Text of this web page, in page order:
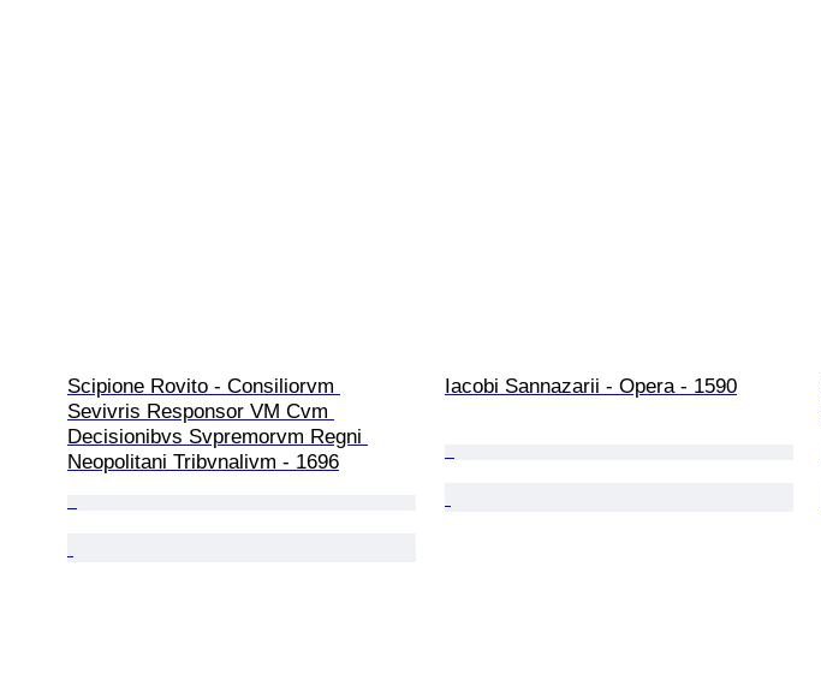
Scipione Rovito - Consiliorvm
Sevivris Responsor VM Cvm
Decisionibvs Svpremorvm Regni
Neopolitani Tribvnalivm - 1696
Iacobi Sannazarii - Opera - 1590